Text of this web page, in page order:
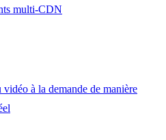
multi-CDN
à la demande de manière